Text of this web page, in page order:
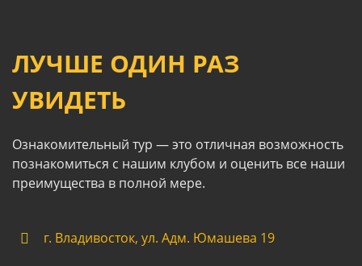
ЛУЧШЕ ОДИН РАЗ
УВИДЕТЬ
Ознакомительный тур — это отличная возможность
познакомиться с нашим клубом и оценить все наши
преимущества в полной мере.
г. Владивосток, ул. Адм. Юмашева 19